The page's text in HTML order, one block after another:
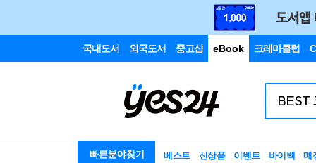
국내도서 외국도서 중고샵 eBook 크레마클럽
빠른분야찾기 베스트 신상품 이벤트 바이백 매